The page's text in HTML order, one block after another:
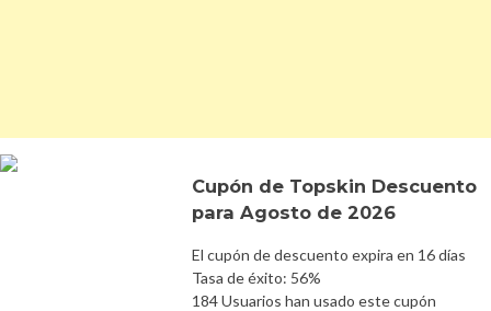
Cupón de Topskin Descuento
para Agosto de 2026
El cupón de descuento expira en 16 días
Tasa de éxito: 56%
184 Usuarios han usado este cupón